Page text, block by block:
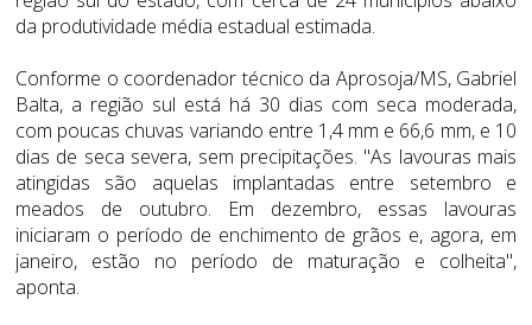
da produtividade média estadual estimada.
Conforme o coordenador técnico da Aprosoja/MS, Gabriel
Balta, a região sul está há 30 dias com seca moderada,
com poucas chuvas variando entre 1,4 mm e 66,6 mm, e 10
dias de seca severa, sem precipitações. "As lavouras mais
atingidas são aquelas implantadas entre setembro e
meados de outubro. Em dezembro, essas lavouras
iniciaram o período de enchimento de grãos e, agora, em
janeiro, estão no período de maturação e colheita",
aponta.